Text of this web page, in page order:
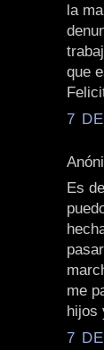
la
que
7
Es
me
hijos
7